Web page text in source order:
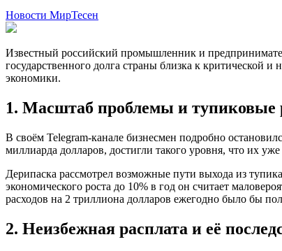
Новости МирТесен
Известный российский промышленник и
государственного долга страны близка к
экономики.
1. Масштаб проблемы и тупиковые
В своём Telegram-канале бизнесмен подробно
миллиарда долларов, достигли такого уровня, что их
Дерипаска рассмотрел возможные пути выхода из
экономического роста до 10% в год он считает
расходов на 2 триллиона долларов ежегодно было бы
2. Неизбежная расплата и её